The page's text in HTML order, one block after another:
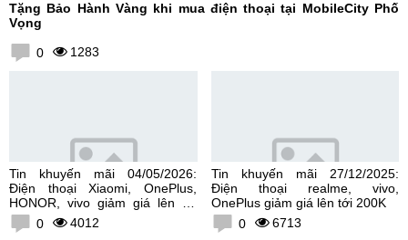
Tặng Bảo Hành Vàng khi mua điện thoại tại MobileCity Phố
Vọng
0 1283
Tin khuyến mãi 04/05/2026:
Điện thoại Xiaomi, OnePlus,
HONOR, vivo giảm giá lên tới
300K0 4012
Tin khuyến mãi 27/12/2025:
Điện thoại realme, vivo,
OnePlus giảm giá lên tới 200K
0
6713